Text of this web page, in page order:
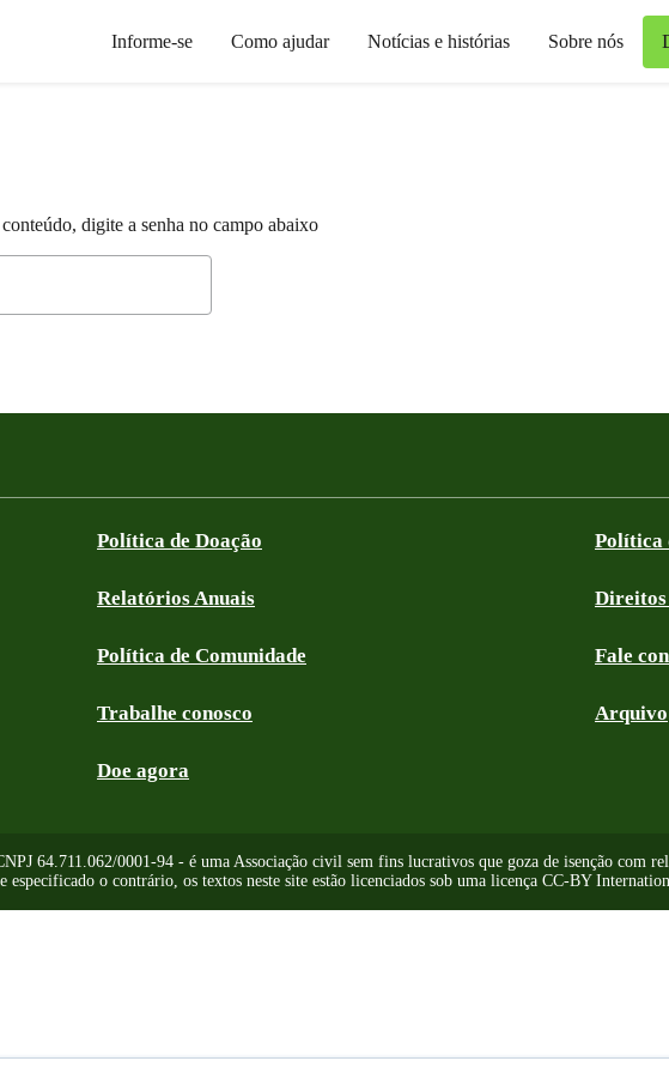
Informe-se Como ajudar Notícias e histórias Sobre nós
digite a senha no campo abaixo
Política de Doação
Relatórios Anuais
Política de Comunidade
Trabalhe conosco
Doe agora
Política
Fale
Arquivo
64.711.062/0001-94 - é uma Associação civil sem fins lucrativos que goza de isenção com
especificado o contrário, os textos neste site estão licenciados sob uma licença CC-BY